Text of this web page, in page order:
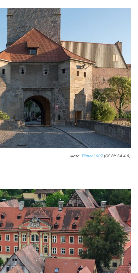
Фото: Tilman2007(CC BY-SA 4.0)